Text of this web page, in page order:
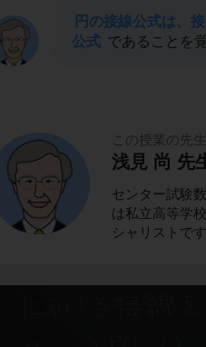
円の接線公式は、
公式 であることを
この授業の先生
浅見 尚 先
センター試験
は私立高等学
シャリストで